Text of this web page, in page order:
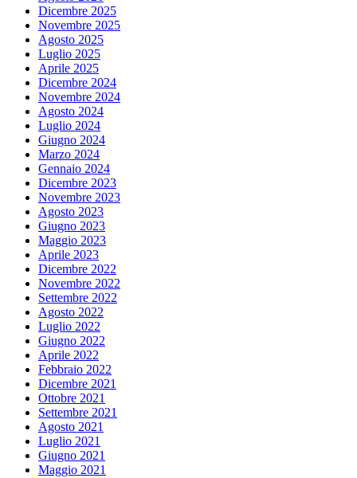
Dicembre 2025
Novembre 2025
Agosto 2025
Luglio 2025
Aprile 2025
Dicembre 2024
Novembre 2024
Agosto 2024
Luglio 2024
Giugno 2024
Marzo 2024
Gennaio 2024
Dicembre 2023
Novembre 2023
Agosto 2023
Giugno 2023
Maggio 2023
Aprile 2023
Dicembre 2022
Novembre 2022
Settembre 2022
Agosto 2022
Luglio 2022
Giugno 2022
Aprile 2022
Febbraio 2022
Dicembre 2021
Ottobre 2021
Settembre 2021
Agosto 2021
Luglio 2021
Giugno 2021
Maggio 2021